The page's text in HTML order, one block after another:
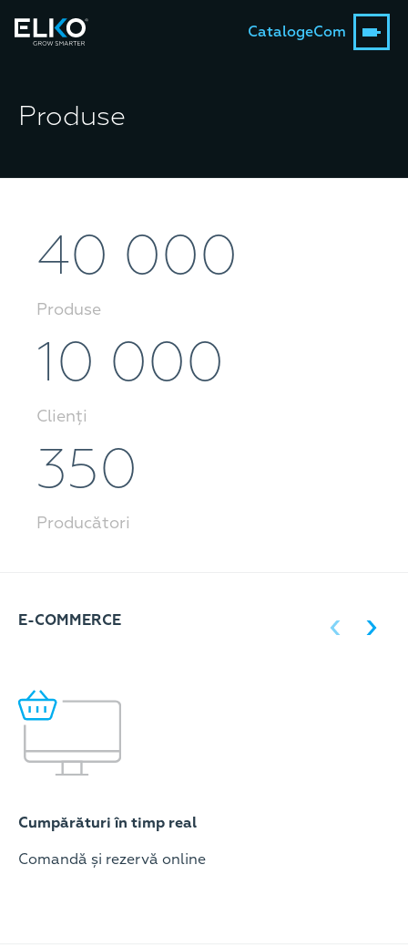
CatalogeCom
Produse
40 000
Produse
10 000
Clienți
350
Producători
E-COMMERCE
Cumpărături în timp real
Comandă și rezervă online